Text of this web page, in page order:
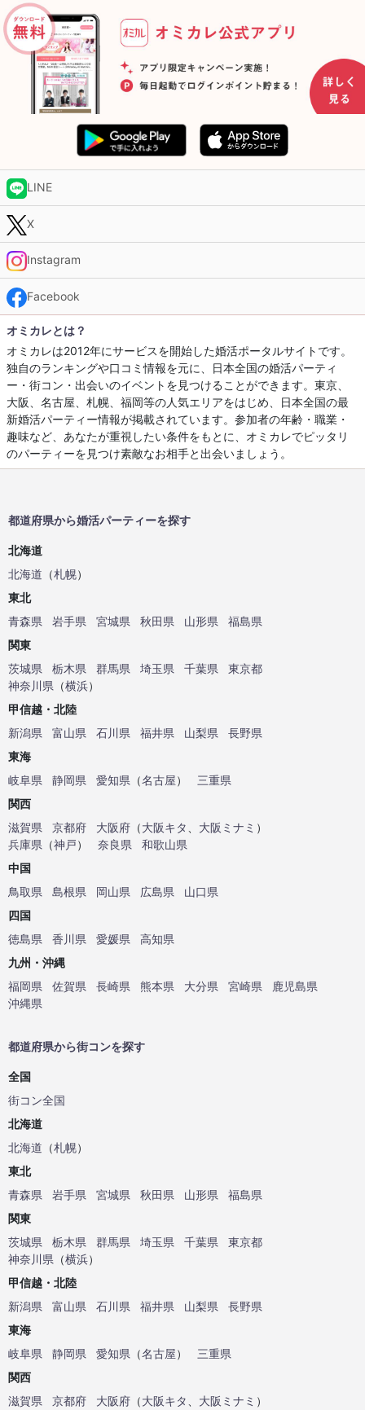
LINE
X
Instagram
Facebook
オミカレとは？
オミカレは2012年にサービスを開始した婚活ポータルサイトです。
独自のランキングや口コミ情報を元に、日本全国の婚活パーティ
ー・街コン・出会いのイベントを見つけることができます。東京、
大阪、名古屋、札幌、福岡等の人気エリアをはじめ、日本全国の最
新婚活パーティー情報が掲載されています。参加者の年齢・職業・
趣味など、あなたが重視したい条件をもとに、オミカレでピッタリ
のパーティーを見つけ素敵なお相手と出会いましょう。
都道府県から婚活パーティーを探す
北海道
北海道 （札幌）
東北
青森県
岩手県 宮城県 秋田県 山形県
福島県
関東
茨城県
栃木県 群馬県 埼玉県 千葉県
東京都
神奈川県 （横浜）
甲信越・北陸
新潟県
富山県 石川県 福井県 山梨県
長野県
東海
岐阜県
静岡県 愛知県 （名古屋）
三重県
関西
滋賀県
京都府 大阪府 （大阪キタ 大阪ミナミ ）
兵庫県 （神戸） 奈良県
和歌山県
中国
鳥取県
島根県 岡山県 広島県
山口県
四国
徳島県
香川県 愛媛県
高知県
九州・沖縄
福岡県
佐賀県 長崎県 熊本県 大分県 宮崎県
鹿児島県
沖縄県
都道府県から街コンを探す
全国
街コン全国
北海道
北海道 （札幌）
東北
青森県
岩手県 宮城県 秋田県 山形県
福島県
関東
茨城県
栃木県 群馬県 埼玉県 千葉県
東京都
神奈川県 （横浜）
甲信越・北陸
新潟県
富山県 石川県 福井県 山梨県
長野県
東海
岐阜県
静岡県 愛知県 （名古屋）
三重県
関西
滋賀県
京都府 大阪府 （大阪キタ 大阪ミナミ ）